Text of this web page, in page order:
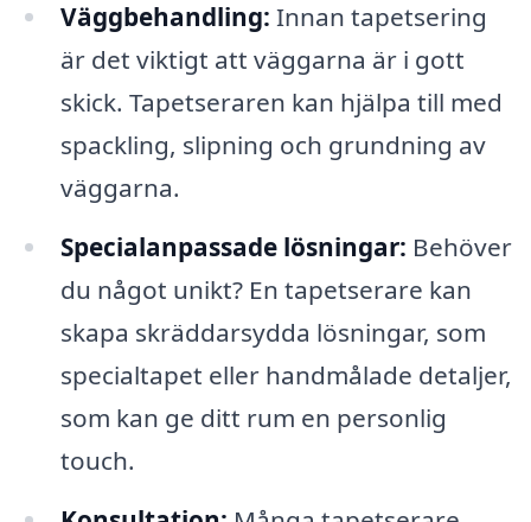
Väggbehandling: Innan tapetsering
är det viktigt att väggarna är i gott
skick. Tapetseraren kan hjälpa till med
spackling, slipning och grundning av
väggarna.
Specialanpassade lösningar: Behöver
du något unikt? En tapetserare kan
skapa skräddarsydda lösningar, som
specialtapet eller handmålade detaljer,
som kan ge ditt rum en personlig
touch.